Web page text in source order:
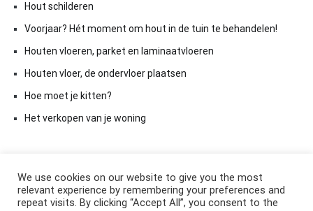
Hout schilderen
Voorjaar? Hét moment om hout in de tuin te behandelen!
Houten vloeren, parket en laminaatvloeren
Houten vloer, de ondervloer plaatsen
Hoe moet je kitten?
Het verkopen van je woning
We use cookies on our website to give you the most
relevant experience by remembering your preferences and
repeat visits. By clicking “Accept All”, you consent to the